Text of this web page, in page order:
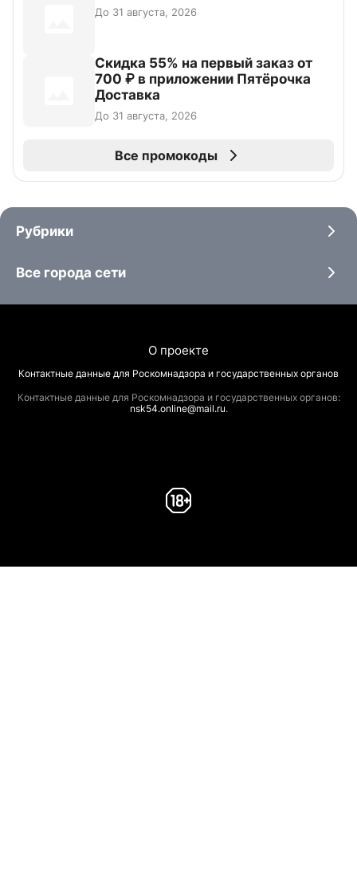
До 31 августа, 2026
Скидка 55% на первый заказ от
700 ₽ в приложении Пятёрочка
Доставка
До 31 августа, 2026
Все промокоды
Рубрики
Все города сети
О проекте
Контактные данные для Роскомнадзора и государственных органов
Контактные данные для Роскомнадзора и государственных органов:
nsk54.online@mail.ru.